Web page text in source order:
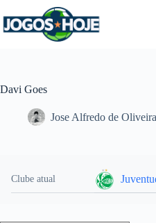
para
o
Davi Goes
Jose Alfredo de
Clube atual